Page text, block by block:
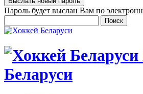
Пароль будет выслан Вам по
Беларуси